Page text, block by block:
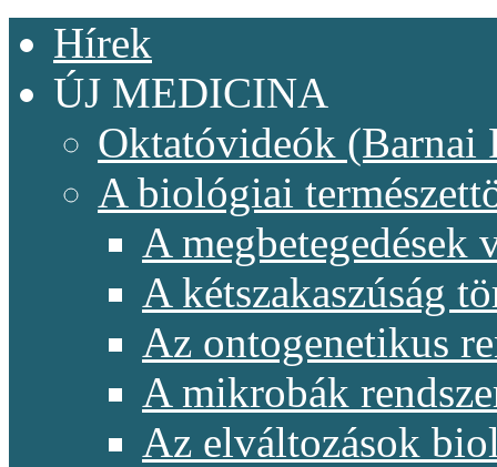
Hírek
ÚJ MEDICINA
Oktatóvideók (Barnai
A biológiai
A megbetegedések
A kétszakaszúság
Az ontogenetikus
A mikrobák
Az elváltozások